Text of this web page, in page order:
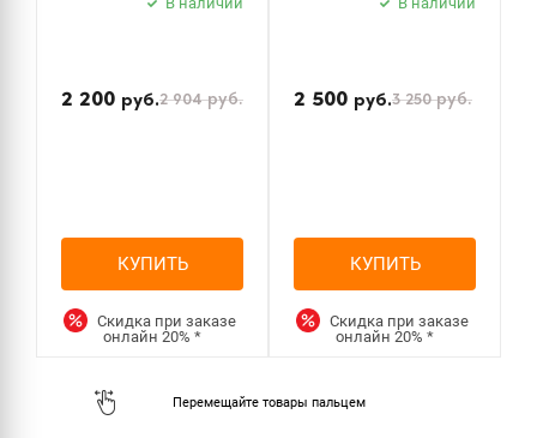
2 200 руб.2 904руб.
КУПИТЬ
Скидка при заказе
онлайн20%*
брашированное
2 500 руб.3 250руб.
КУПИТЬ
Скидка при заказе
онлайн20%*